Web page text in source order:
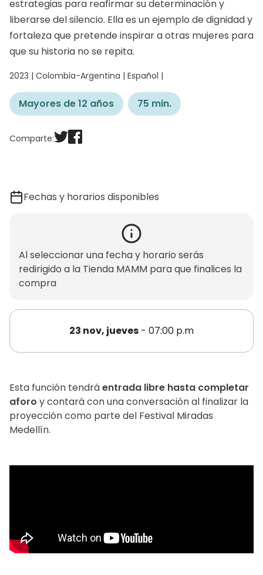
estrategias para reafirmar su determinación y
liberarse del silencio. Ella es un ejemplo de dignidad y
fortaleza que pretende inspirar a otras mujeres para
que su historia no se repita.
2023 | Colombia-Argentina | Español |
Mayores de 12 años 75 min.
Comparte:
Fechas y horarios disponibles
Al seleccionar una fecha y horario serás
redirigido a la Tienda MAMM para que finalices la
compra
23 nov, jueves - 07:00 p.m
Esta función tendráentrada libre hasta completar
aforo y contará con una conversación al finalizar la
proyección como parte del Festival Miradas
Medellín.